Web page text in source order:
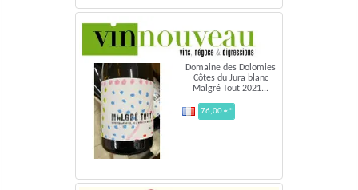
Domaine des Dolomies
Côtes du Jura blanc
Malgré Tout 2021...
76,00 €*